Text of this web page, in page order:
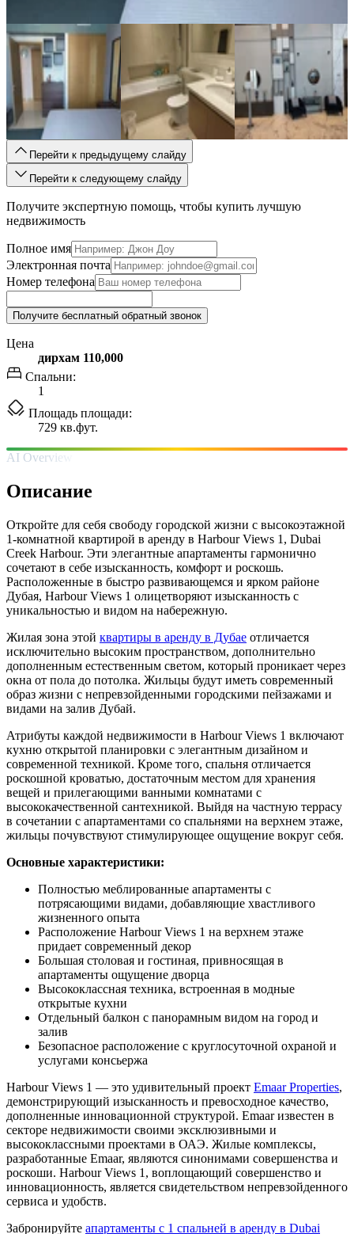
Перейти к предыдущему слайду
Перейти к следующему слайду
Получите экспертную помощь, чтобы купить лучшую
недвижимость
Полное имя
Электронная почта
Номер телефона
Получите бесплатный обратный звонок
Цена
дирхам 110,000
Спальни:
1
Площадь площади:
729 кв.фут.
AI Overview
Описание
Откройте для себя свободу городской жизни с высокоэтажной
1-комнатной квартирой в аренду в Harbour Views 1, Dubai
Creek Harbour. Эти элегантные апартаменты гармонично
сочетают в себе изысканность, комфорт и роскошь.
Расположенные в быстро развивающемся и ярком районе
Дубая, Harbour Views 1 олицетворяют изысканность с
уникальностью и видом на набережную.
Жилая зона этой квартиры в аренду в Дубае отличается
исключительно высоким пространством, дополнительно
дополненным естественным светом, который проникает через
окна от пола до потолка. Жильцы будут иметь современный
образ жизни с непревзойденными городскими пейзажами и
видами на залив Дубай.
Атрибуты каждой недвижимости в Harbour Views 1 включают
кухню открытой планировки с элегантным дизайном и
современной техникой. Кроме того, спальня отличается
роскошной кроватью, достаточным местом для хранения
вещей и прилегающими ванными комнатами с
высококачественной сантехникой. Выйдя на частную террасу
в сочетании с апартаментами со спальнями на верхнем этаже,
жильцы почувствуют стимулирующее ощущение вокруг себя.
Основные характеристики:
Полностью меблированные апартаменты с
потрясающими видами, добавляющие хвастливого
жизненного опыта
Расположение Harbour Views 1 на верхнем этаже
придает современный декор
Большая столовая и гостиная, привносящая в
апартаменты ощущение дворца
Высококлассная техника, встроенная в модные
открытые кухни
Отдельный балкон с панорамным видом на город и
залив
Безопасное расположение с круглосуточной охраной и
услугами консьержа
Harbour Views 1 — это удивительный проект Emaar Properties,
демонстрирующий изысканность и превосходное качество,
дополненные инновационной структурой. Emaar известен в
секторе недвижимости своими эксклюзивными и
высококлассными проектами в ОАЭ. Жилые комплексы,
разработанные Emaar, являются синонимами совершенства и
роскоши. Harbour Views 1, воплощающий совершенство и
инновационность, является свидетельством непревзойденного
сервиса и удобств.
Забронируйте апартаменты с 1 спальней в аренду в Dubai